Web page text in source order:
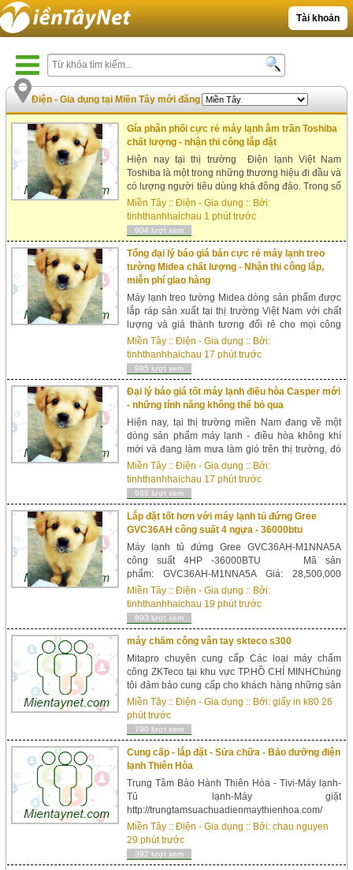
Tài khoản
Điện - Gia dụng tại Miền Tây mới đăng |Xem nhiều nhất
Gía phân phối cực rẻ máy lạnh âm trần Toshiba
chất lượng - nhận thi công lắp đặt
Hiện nay tại thị trường Điện lạnh Việt Nam
Toshiba là một trong những thương hiệu đi đầu và
có lượng người tiêu dùng khá đông đảo. Trong số
các sản phẩm bán chạy hàng của Toshiba thì máy
lạnh là một trong những mặt h&agr...
Miền Tây ::Điện - Gia dụng :: Bởi:
tinhthanhhaichau 1 phút trước
904 lượt xem
Tổng đại lý báo giá bán cực rẻ máy lạnh treo
tường Midea chất lượng - Nhận thi công lắp,
miễn phí giao hàng
Máy lạnh treo tường Midea dòng sản phẩm được
lắp ráp sản xuất tại thị trường Việt Nam với chất
lượng và giá thành tương đối rẻ cho mọi công
trình. Cùng xem qua một số ưu điểm của sản
phẩm này nhé Với sự phổ biến của m&igr...
Miền Tây ::Điện - Gia dụng :: Bởi:
tinhthanhhaichau 17 phút trước
985 lượt xem
Đại lý báo giá tốt máy lạnh điều hòa Casper mới
- những tính năng không thể bỏ qua
Hiện nay, tại thị trường miền Nam đang về một
dòng sản phẩm máy lạnh - điều hòa không khí
mới và đang làm mưa làm gió trên thị trường, đó
là điều hòa máy lạnh Casper. Đối với nhiều
người tiêu dùn...
Miền Tây ::Điện - Gia dụng :: Bởi:
tinhthanhhaichau 17 phút trước
989 lượt xem
Lắp đặt tốt hơn với máy lạnh tủ đứng Gree
GVC36AH công suất 4 ngựa - 36000btu
Máy lạnh tủ đứng Gree GVC36AH-M1NNA5A
công suất 4HP -36000BTU Mã sản
phẩm: GVC36AH-M1NNA5A Giá: 28,500,000
đ (Đã bao gồm VAT) Hãng sản xuất: Máy lạnh
Gree Bảo hành: 3 năm máy, 5 năm block Những
tín...
Miền Tây ::Điện - Gia dụng :: Bởi:
tinhthanhhaichau 19 phút trước
893 lượt xem
máy chấm công vân tay skteco s300
Mitapro chuyên cung cấp Các loại máy chấm
công ZKTeco tại khu vực TP.HỒ CHÍ MINHChúng
tôi đảm bảo cung cấp cho khách hàng những sản
phẩm chất lượng với giá thành tốt nhất.
mitapro.net là nhà cung cấp máy chấm công
gi&aa...
Miền Tây ::Điện - Gia dụng :: Bởi:giấy in k80 26
phút trước
790 lượt xem
Cung cấp - lắp đặt - Sửa chữa - Bảo dưỡng điện
lạnh Thiên Hòa
Trung Tâm Bảo Hành Thiên Hòa - Tivi-Máy lạnh-
Tủ lạnh-Máy giặt‎
http://trungtamsuachuadienmaythienhoa.com/
02866 8686 63 Cung cấp - lắp đặt - Sửa chữa
- Bảo dưỡng điện lạnh. Thợ chuyên nghiệp, sửa
chữa triệt để. Linh kiện thay thế chĩnh hãng, Phục
vụ quý khách nhanh 24/7 cả ngày lễ và chủ nhật.
Miền Tây ::Điện - Gia dụng :: Bởi:chau nguyen
29 phút trước
392 lượt xem